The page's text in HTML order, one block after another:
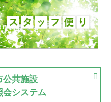
場
古池運動広場
開催
公共施設
会システム